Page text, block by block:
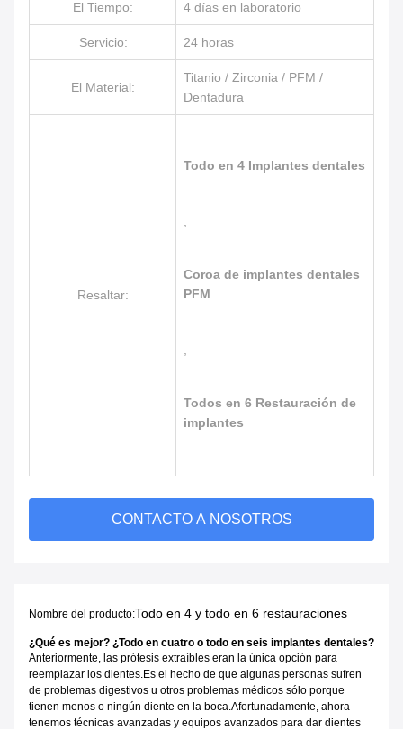
El Tiempo: 4 días en laboratorio
Servicio: 24 horas
El Material:
Titanio / Zirconia / PFM /
Dentadura
Resaltar:
Todo en 4 Implantes dentales
Coroa de implantes dentales
PFM
Todos en 6 Restauración de
implantes
CONTACTO A NOSOTROS
Nombre del producto:Todo en 4 y todo en 6 restauraciones
¿Qué es mejor? ¿Todo en cuatro o todo en seis implantes dentales?
Anteriormente, las prótesis extraíbles eran la única opción para
reemplazar los dientes.Es el hecho de que algunas personas sufren
de problemas digestivos u otros problemas médicos sólo porque
tienen menos o ningún diente en la boca.Afortunadamente, ahora
tenemos técnicas avanzadas y equipos avanzados para dar dientes